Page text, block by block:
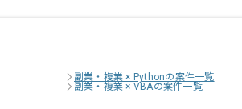
副業・複業 × Pythonの案件一覧
副業・複業 × VBAの案件一覧